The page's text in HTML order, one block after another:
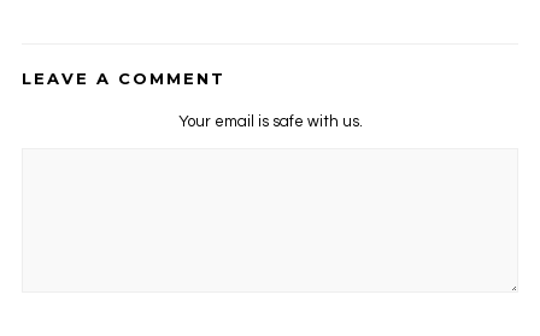
LEAVE A COMMENT
Your email is safe with us.